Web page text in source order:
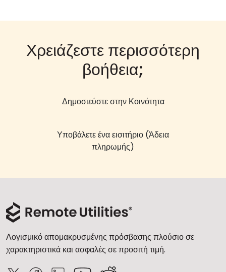
Χρειάζεστε περισσότερη
βοήθεια;
Δημοσιεύστε στην Κοινότητα
Υποβάλετε ένα εισιτήριο (Άδεια
πληρωμής)
Λογισμικό απομακρυσμένης πρόσβασης πλούσιο σε
χαρακτηριστικά και ασφαλές σε προσιτή τιμή.